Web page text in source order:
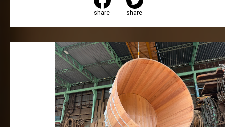
share share